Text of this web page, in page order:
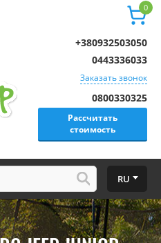
0
0800330325
Рассчитать
стоимость
+380932503050
0443336033
Заказать звонок
RU